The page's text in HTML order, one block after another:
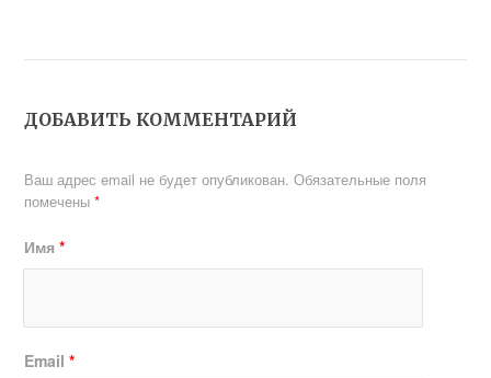
ДОБАВИТЬ КОММЕНТАРИЙ
Ваш адрес email не будет опубликован. Обязательные поля
помечены*
Имя*
Email*